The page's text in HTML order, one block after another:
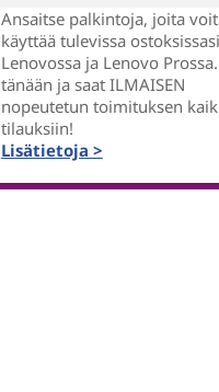
Ansaitse palkintoja, joita voit
käyttää tulevissa ostoksissasi
Lenovossa ja Lenovo
tänään ja saat ILMAISEN
nopeutetun toimituksen
tilauksiin!
Lisätietoja >